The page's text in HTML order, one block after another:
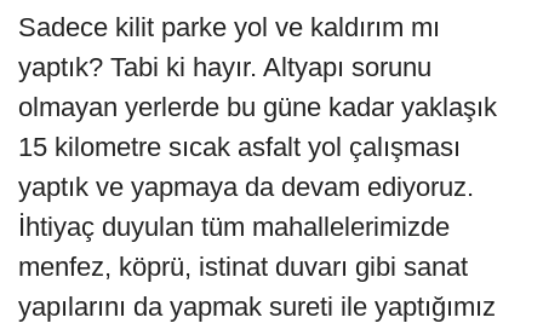
Sadece kilit parke yol ve kaldırım mı
yaptık? Tabi ki hayır. Altyapı sorunu
olmayan yerlerde bu güne kadar yaklaşık
15 kilometre sıcak asfalt yol çalışması
yaptık ve yapmaya da devam ediyoruz.
İhtiyaç duyulan tüm mahallelerimizde
menfez, köprü, istinat duvarı gibi sanat
yapılarını da yapmak sureti ile yaptığımız